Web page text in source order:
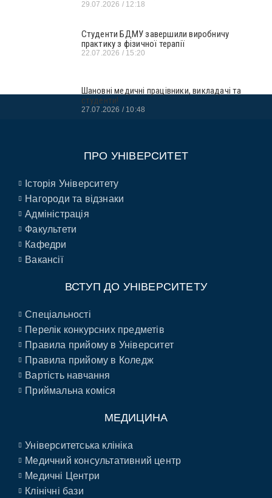
29.07.2026 12:18
Студенти БДМУ завершили виробничу
практику з фізичної терапії
22.07.2026 15:20
Шановні медичні працівники, викладачі та
студенти!
27.07.2026 10:48
ПРО УНІВЕРСИТЕТ
Історія Університету
Нагороди та відзнаки
Адміністрація
Факультети
Кафедри
Вакансії
ВСТУП ДО УНІВЕРСИТЕТУ
Спеціальності
Перелік конкурсних предметів
Правила прийому в Університет
Правила прийому в Коледж
Вартість навчання
Приймальна коміся
МЕДИЦИНА
Університетська клініка
Медичний консультативний центр
Медичні Центри
Клінічні бази